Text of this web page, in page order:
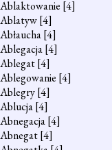
Ablaktowanie [4]
Ablatyw[4]
Abłaucha[4]
Ablegacja[4]
Ablegat[4]
Ablegowanie [4]
Ablegry[4]
Ablucja[4]
Abnegacja[4]
Abnegat[4]